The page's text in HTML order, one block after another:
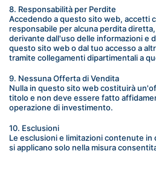
8. Responsabilità per Perdite
Accedendo a questo sito web, accetti
responsabile per alcuna perdita
derivante dall'uso delle informazioni e
questo sito web o dal tuo accesso a
tramite collegamenti dipartimentali a
9. Nessuna Offerta di Vendita
Nulla in questo sito web costituirà
titolo e non deve essere fatto
operazione di investimento.
10. Esclusioni
Le esclusioni e limitazioni contenute in
si applicano solo nella misura